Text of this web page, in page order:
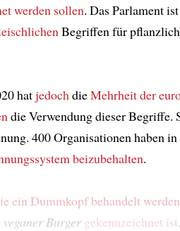
werden sollen. Das Parlament ist
Begriffen für
hatjedoch dieMehrheit der
die Verwendung dieser Begriffe.
400 Organisationen haben in
beizubehalten.
ein Dummkopfbehandelt werden
veganer Burger gekennzeichnet ist